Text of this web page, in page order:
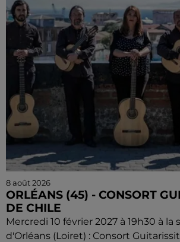
8 août 2026
ORLÉANS (45) - CONSORT
DE CHILE
Mercredi 10 février 2027 à 19h30 à
d'Orléans (Loiret) : Consort